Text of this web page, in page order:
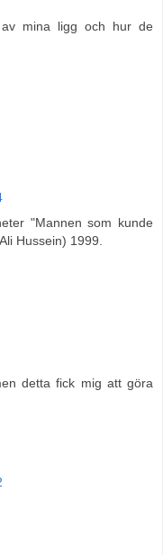
mina ligg och hur de
"Mannen som kunde
Hussein) 1999.
detta fick mig att göra